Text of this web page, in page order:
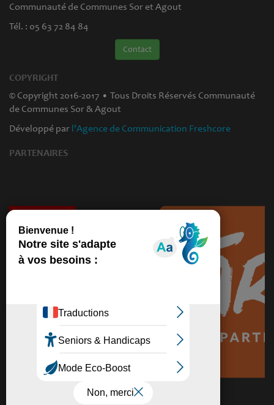
Communauté de Communes Sor et Agout
Tél. : 05 63 72 84 84
Contact
COPYRIGHT
© Copyright 2016-2017 • Tous Droits Réservés Communauté
de Communes Sor & Agout
Développé par l'Agence de Communication Freshcore
PARTENAIRES